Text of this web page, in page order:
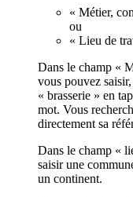
« Métier,
ou
« Lieu de
Dans le champ «
vous pouvez
« brasserie » en
mot. Vous
directement sa
Dans le champ «
saisir une
un continent.